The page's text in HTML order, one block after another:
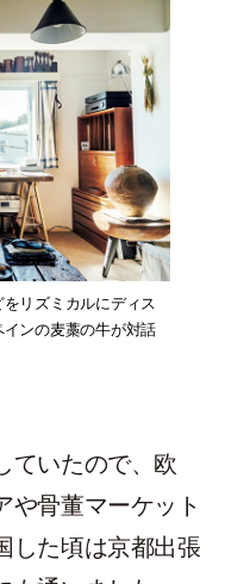
リズミカルにディス
ンの麦藁の牛が対話
ていたので、欧
や骨董マーケット
した頃は京都出張